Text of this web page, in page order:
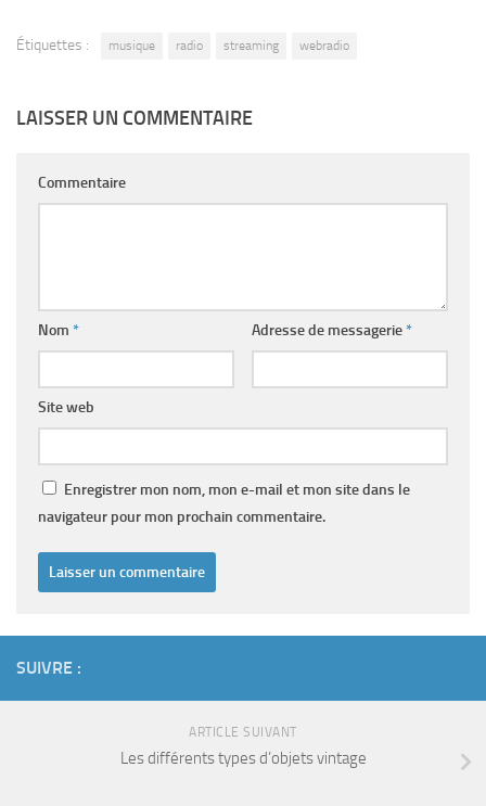
Étiquettes : musique radio streaming webradio
LAISSER UN COMMENTAIRE
Commentaire
Nom * Adresse de messagerie*
Site web
Enregistrer mon nom, mon e-mail et mon site dans le
navigateur pour mon prochain commentaire.
SUIVRE :
ARTICLE SUIVANT
Les différents types d’objets vintage